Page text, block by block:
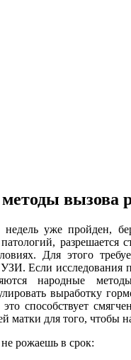
вызова
уже пройден,
разрешается
Для этого
Если исследования
народные
выработку
это способствует
матки для того, чтобы
рожаешь в срок: